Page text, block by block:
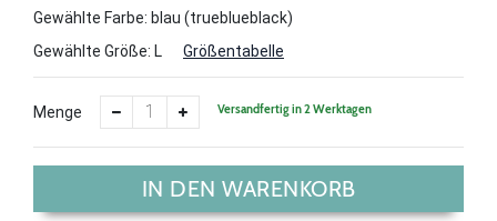
Gewählte Farbe: blau (trueblueblack)
Gewählte Größe: L Größentabelle
Menge Versandfertig in 2 Werktagen
IN DEN WARENKORB